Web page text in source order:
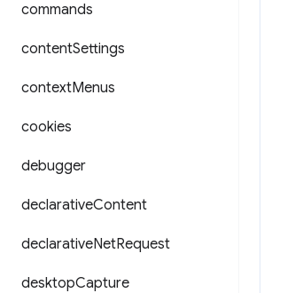
commands
contentSettings
contextMenus
cookies
debugger
declarativeContent
declarativeNetRequest
desktopCapture